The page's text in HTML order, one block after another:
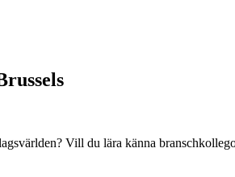
Vill du lära känna